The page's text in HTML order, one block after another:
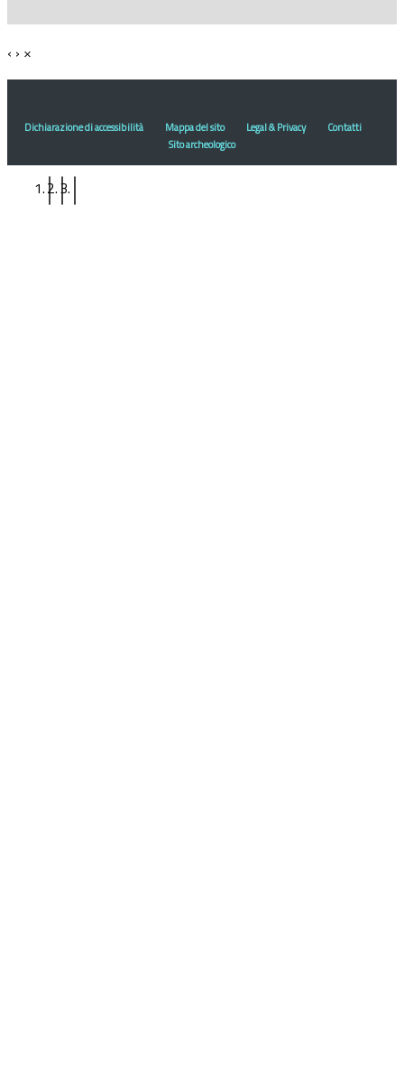
‹ › ×
Dichiarazione di accessibilità Mappa del sito Legal & Privacy
Contatti
Sito archeologico